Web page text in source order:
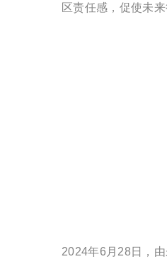
区责任感，促使未
2024年6月28日，